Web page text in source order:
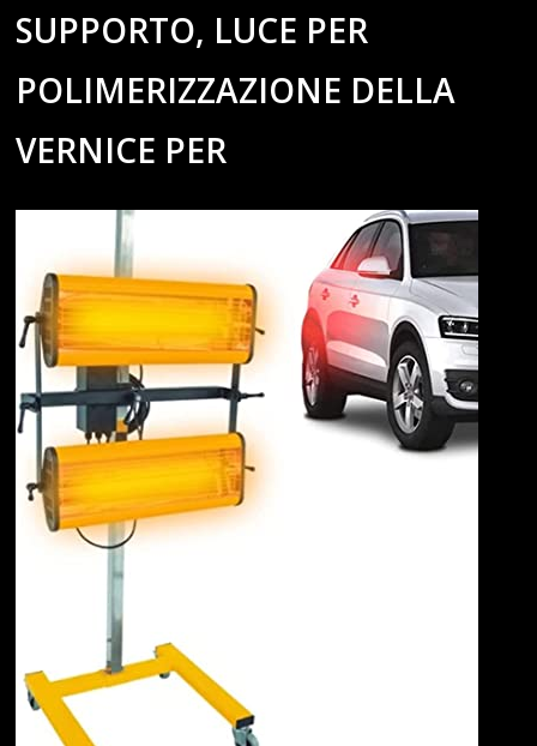
SUPPORTO, LUCE PER
POLIMERIZZAZIONE DELLA
VERNICE PER